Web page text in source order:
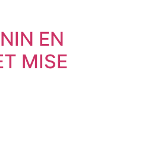
EN
MISE